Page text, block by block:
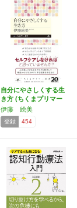
自分にやさしくする生
き方 (ちくまプリマー
新…
伊藤 絵美
登録 454